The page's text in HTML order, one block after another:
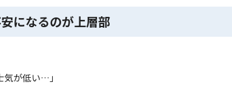
になるのが上層部
気が低い…」